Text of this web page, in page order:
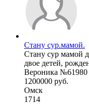
Стану сур.мамой.
Стану сур мамой
двое детей,
Вероника №61980
1200000 руб.
Омск
1714